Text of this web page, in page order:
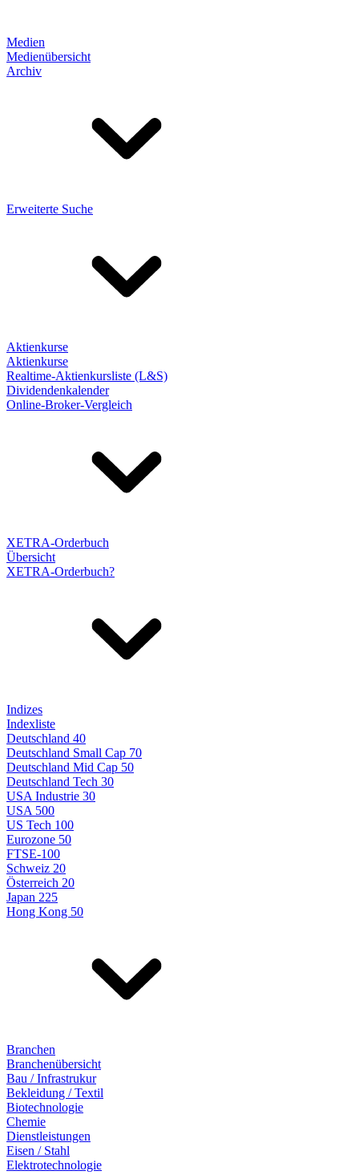
Medien
Medienübersicht
Archiv
Erweiterte Suche
Aktienkurse
Aktienkurse
Realtime-Aktienkursliste (L&S)
Dividendenkalender
Online-Broker-Vergleich
XETRA-Orderbuch
Übersicht
XETRA-Orderbuch?
Indizes
Indexliste
Deutschland 40
Deutschland Small Cap 70
Deutschland Mid Cap 50
Deutschland Tech 30
USA Industrie 30
USA 500
US Tech 100
Eurozone 50
FTSE-100
Schweiz 20
Österreich 20
Japan 225
Hong Kong 50
Branchen
Branchenübersicht
Bau / Infrastrukur
Bekleidung / Textil
Biotechnologie
Chemie
Dienstleistungen
Eisen / Stahl
Elektrotechnologie